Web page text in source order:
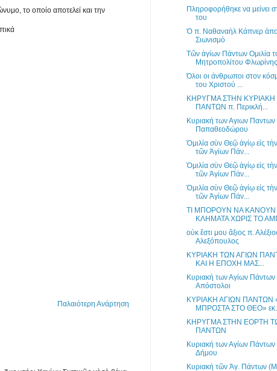
το οποίο αποτελεί και την
Παλαιότερη Ανάρτηση
Πληροφορήθηκε να μείνει
του
Ὁ π. Ναθαναὴλ Κάπνερ
Σιωνισμὸ
Τῶν ἁγίων Πάντων Ομιλία
Μητροπολίτου
Όλοι οι άνθρωποι στον
του Χριστού ...
ΚΗΡΥΓΜΑ ΣΤΗΝ ΚΥΡΙΑΚΗ
ΠΑΝΤΩΝ π. Περικλή...
Κυριακή των Αγιων Παντων
Παπαθεοδώρου
Ὁμιλία σὺν Θεῷ ἁγίῳ εἰς
τῶν Ἁγίων Πάν...
Ὁμιλία σὺν Θεῷ ἁγίῳ εἰς
τῶν Ἁγίων Πάν...
Ὁμιλία σὺν Θεῷ ἁγίῳ εἰς
τῶν Ἁγίων Πάν...
ΤΙ ΜΠΟΡΟΥΝ ΝΑ ΚΑΝΟΥΝ
ΚΛΗΜΑΤΑ ΧΩΡΙΣ ΤΟ
οὐκ ἔστι μου ἄξιος π.
Αλεξόπουλος
ΚΥΡΙΑΚΗ ΤΩΝ ΑΓΙΩΝ
ΚΑΙ Η ΕΠΟΧΗ ΜΑΣ...
Κυριακή των Αγίων Πάντων
Απόστολοι
ΚΥΡΙΑΚΗ ΑΓΙΩΝ ΠAΝΤΩΝ
ΜΠΡΟΣΤΑ ΣΤΟ ΘΕΟ»
ΚΗΡΥΓΜΑ ΣΤHN ΕΟΡΤΗ
ΠΑΝΤΩΝ
Κυριακή των Αγίων Πάντων
Δήμου
Κυριακή τῶν Ἁγ. Πάντων